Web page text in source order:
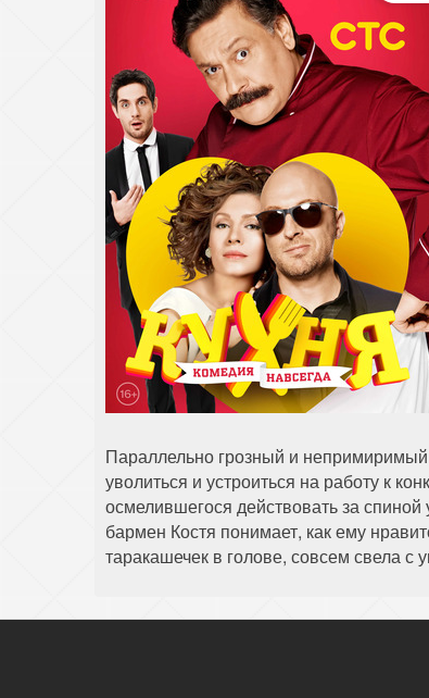
Параллельно грозный и
уволиться и устроиться на работу к
осмелившегося действовать за
бармен Костя понимает, как ему
таракашечек в голове, совсем свела с